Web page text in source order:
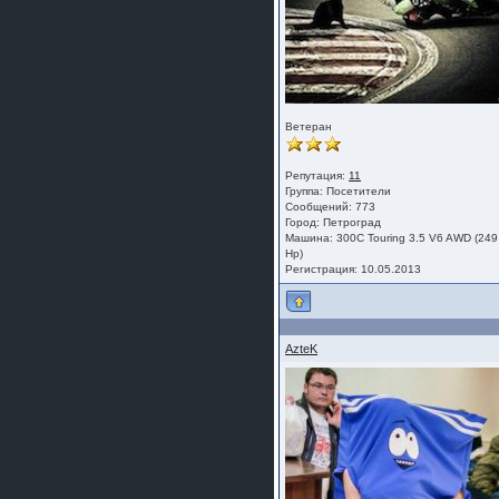
Ветеран
Репутация: 11
Группа:Посетители
Сообщений: 773
Город: Петроград
Машина: 300C Touring 3.5 V6 AWD (249
Hp)
Регистрация: 10.05.2013
AzteK